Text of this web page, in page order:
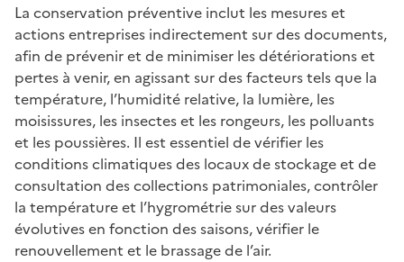
La conservation préventive inclut les mesures et
actions entreprises indirectement sur des documents,
afin de prévenir et de minimiser les détériorations et
pertes à venir, en agissant sur des facteurs tels que la
température, l’humidité relative, la lumière, les
moisissures, les insectes et les rongeurs, les polluants
et les poussières. Il est essentiel de vérifier les
conditions climatiques des locaux de stockage et de
consultation des collections patrimoniales, contrôler
la température et l’hygrométrie sur des valeurs
évolutives en fonction des saisons, vérifier le
renouvellement et le brassage de l’air.